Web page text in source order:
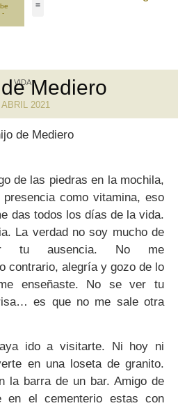
-
VIDAMediero
ABRIL 2021
de las piedras en la mochila,
como vitamina, eso
das todos los días de la vida.
La verdad no soy mucho de
tu ausencia. No me
contrario, alegría y gozo de lo
enseñaste. No se ver tu
es que no me sale otra
ido a visitarte. Ni hoy ni
en una loseta de granito.
la barra de un bar. Amigo de
en el cementerio estas con